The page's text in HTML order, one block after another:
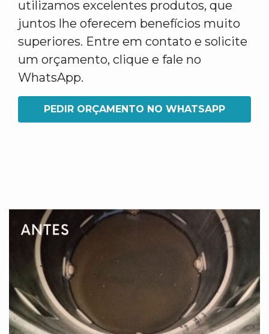
utilizamos excelentes produtos, que
juntos lhe oferecem benefícios muito
superiores. Entre em contato e solicite
um orçamento, clique e fale no
WhatsApp.
PEDIR ORÇAMENTO NO WHATSAPP